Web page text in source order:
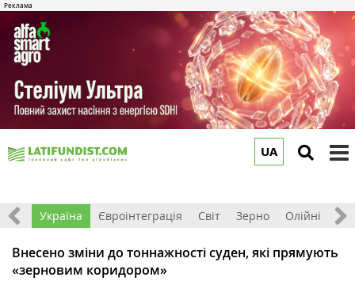
UA
Все Україна Євроінтеграція Світ Зерно Олійні
Внесено зміни до тоннажності суден, які прямують
«‎зерновим коридором»‎